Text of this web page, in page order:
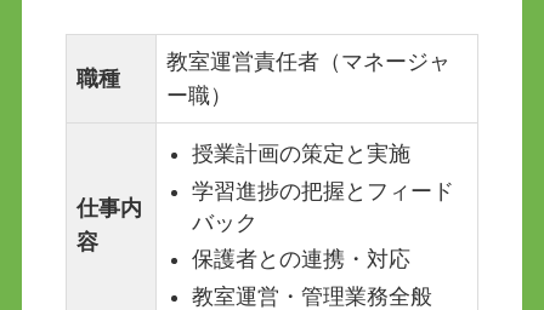
職種
教室運営責任者（マネージャ
ー職）
仕事内
容
授業計画の策定と実施
学習進捗の把握とフィード
バック
保護者との連携・対応
教室運営・管理業務全般